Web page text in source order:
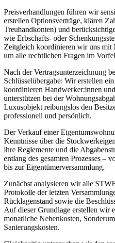
Preisverhandlungen führen wir
erstellen Optionsverträge, klären
Treuhandkonten) und
wie Erbschafts- oder
Zeitgleich koordinieren wir uns mit
um alle rechtlichen Fragen im
Nach der Vertragsunterzeichnung
Schlüsselübergabe: Wir erstellen
koordinieren Handwerker:innen
unterstützen bei der
Luxusobjekt reibungslos den
professionell und persönlich.
Der Verkauf einer
Kenntnisse über die
ihre Reglemente und die
entlang des gesamten Prozesses –
bis zur Eigentümerversammlung.
Zunächst analysieren wir alle
Protokolle der letzten
Rücklagenstand sowie die
Auf dieser Grundlage erstellen wir
monatliche Nebenkosten,
Sanierungskosten.